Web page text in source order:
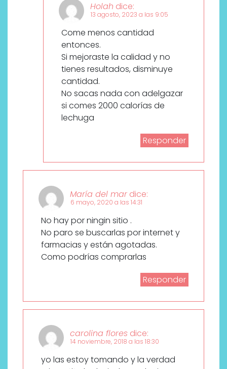
Holah dice:
13 agosto, 2023 a las 9:05
Come menos cantidad
entonces.
Si mejoraste la calidad y no
tienes resultados, disminuye
cantidad.
No sacas nada con adelgazar
si comes 2000 calorías de
lechuga
Responder
María del mar dice:
6 mayo, 2020 a las 14:31
No hay por ningin sitio .
No paro se buscarlas por internet y
farmacias y están agotadas.
Como podrías comprarlas
Responder
carolina flores dice:
14 noviembre, 2018 a las 18:30
yo las estoy tomando y la verdad